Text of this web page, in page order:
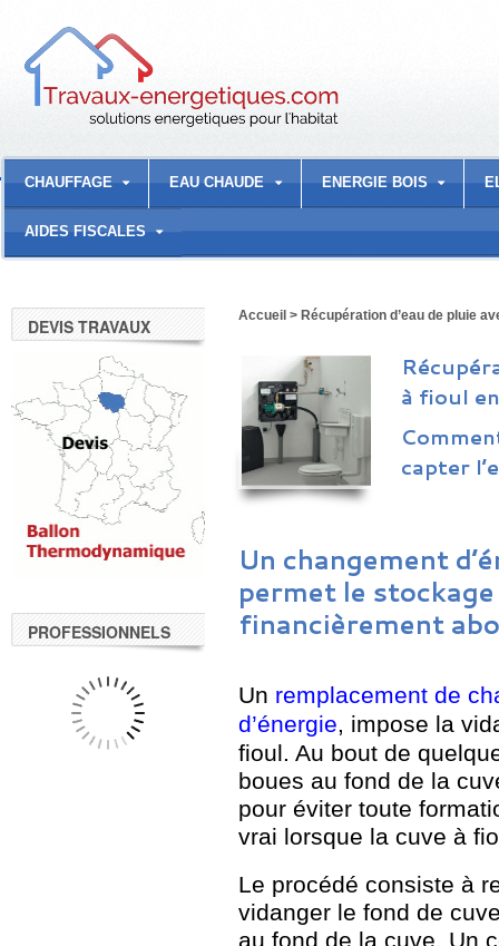
CHAUFFAGE EAU CHAUDE ENERGIE BOIS
AIDES FISCALES
Accueil > Récupération d’eau de pluie
à fioul
capter
Un changement
permet le stockage
financièrement
Un remplacement de
d’énergie, impose la
fioul. Au bout de
boues au fond de la
pour éviter toute
vrai lorsque la cuve à
Le procédé consiste à
vidanger le fond de
au fond de la cuve. Un
DEVIS TRAVAUX
PROFESSIONNELS